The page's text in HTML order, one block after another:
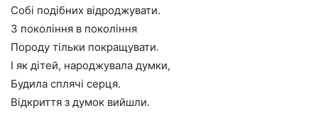
Собі подібних відроджувати.
З покоління в покоління
Породу тільки покращувати.
І як дітей, народжувала думки,
Будила сплячі серця.
Відкриття з думок вийшли.